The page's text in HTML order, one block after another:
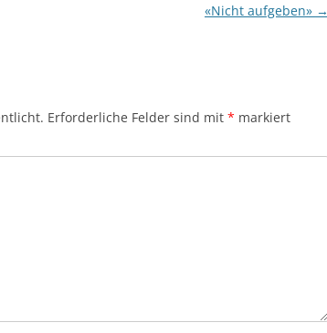
«Nicht aufgeben» →
Erforderliche Felder sind mit * markiert